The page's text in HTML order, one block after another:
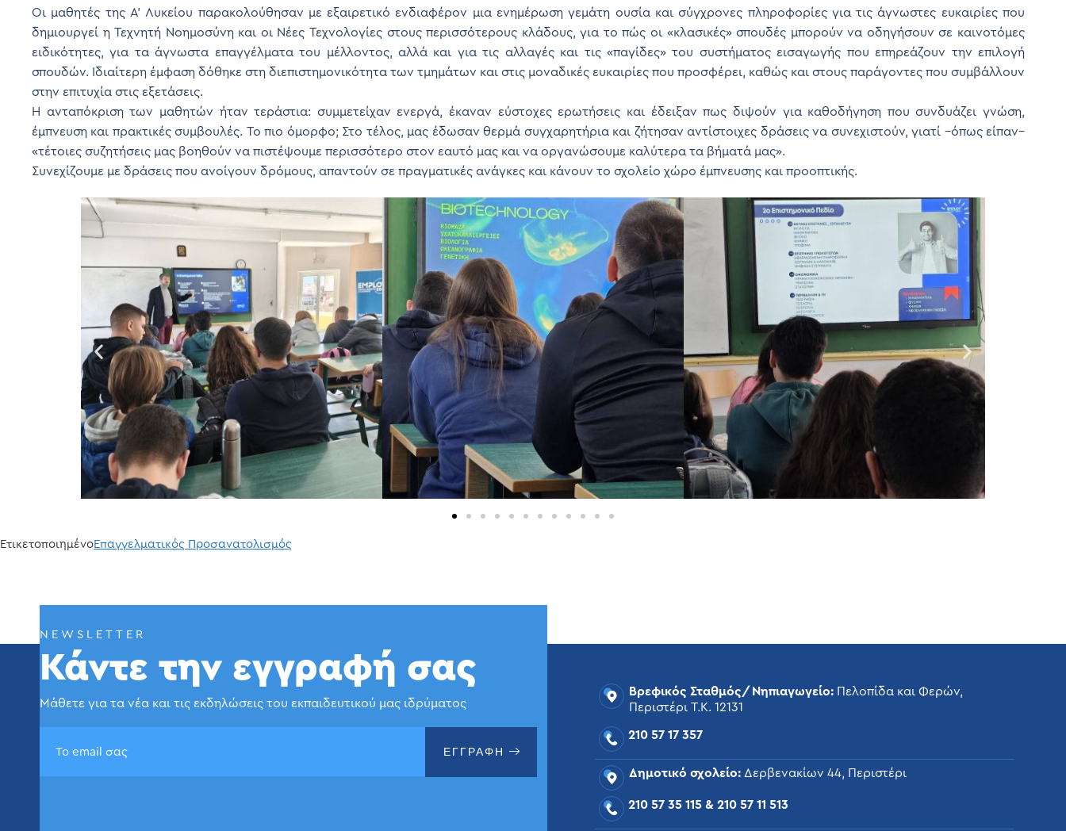
Οι μαθητές της Α’ Λυκείου παρακολούθησαν με εξαιρετικό ενδιαφέρον μια ενημέρωση γεμάτη ουσία και σύγχρονες πληροφορίες για τις άγνωστες ευκαιρίες που
δημιουργεί η Τεχνητή Νοημοσύνη και οι Νέες Τεχνολογίες στους περισσότερους κλάδους, για το πώς οι «κλασικές» σπουδές μπορούν να οδηγήσουν σε καινοτόμες
ειδικότητες, για τα άγνωστα επαγγέλματα του μέλλοντος, αλλά και για τις αλλαγές και τις «παγίδες» του συστήματος εισαγωγής που επηρεάζουν την επιλογή
σπουδών. Ιδιαίτερη έμφαση δόθηκε στη διεπιστημονικότητα των τμημάτων και στις μοναδικές ευκαιρίες που προσφέρει, καθώς και στους παράγοντες που συμβάλλουν
στην επιτυχία στις εξετάσεις.
Η ανταπόκριση των μαθητών ήταν τεράστια: συμμετείχαν ενεργά, έκαναν εύστοχες ερωτήσεις και έδειξαν πως διψούν για καθοδήγηση που συνδυάζει γνώση,
έμπνευση και πρακτικές συμβουλές. Το πιο όμορφο; Στο τέλος, μας έδωσαν θερμά συγχαρητήρια και ζήτησαν αντίστοιχες δράσεις να συνεχιστούν, γιατί –όπως είπαν–
«τέτοιες συζητήσεις μας βοηθούν να πιστέψουμε περισσότερο στον εαυτό μας και να οργανώσουμε καλύτερα τα βήματά μας».
Συνεχίζουμε με δράσεις που ανοίγουν δρόμους, απαντούν σε πραγματικές ανάγκες και κάνουν το σχολείο χώρο έμπνευσης και προοπτικής.
ΕτικετοποιημένοΕπαγγελματικός Προσανατολισμός
NEWSLETTER
Κάντε την εγγραφή σας
Μάθετε για τα νέα και τις εκδηλώσεις του εκπαιδευτικού μας ιδρύματος
ΕΓΓΡΑΦΗ
Βρεφικός Σταθμός/Νηπιαγωγείο: Πελοπίδα και Φερών,
Περιστέρι Τ.Κ. 12131
210 57 17 357
Δημοτικό σχολείο: Δερβενακίων 44, Περιστέρι
210 57 35 115 &210 57 11 513